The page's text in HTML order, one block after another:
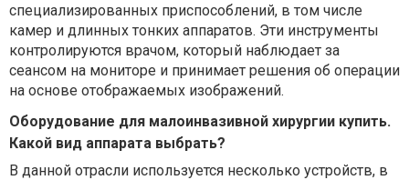
специализированных приспособлений, в том числе
камер и длинных тонких аппаратов. Эти инструменты
контролируются врачом, который наблюдает за
сеансом на мониторе и принимает решения об операции
на основе отображаемых изображений.
Оборудование для малоинвазивной хирургии купить.
Какой вид аппарата выбрать?
В данной отрасли используется несколько устройств, в